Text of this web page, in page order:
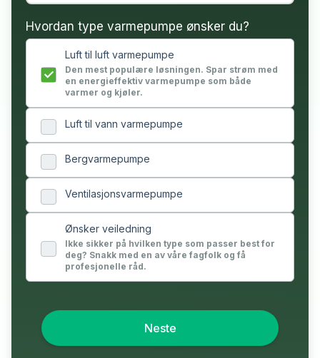
Hvordan type varmepumpe ønsker du?
Luft til luft varmepumpe
Den mest populære løsningen. Spar strøm med
en energieffektiv varmepumpe som både
varmer og kjøler.
Luft til vann varmepumpe
Bergvarmepumpe
Ventilasjonsvarmepumpe
Ønsker veiledning
Ikke sikker på hvilken type som passer best for
deg? Snakk med en av våre fagfolk og få
profesjonelle råd.
Neste